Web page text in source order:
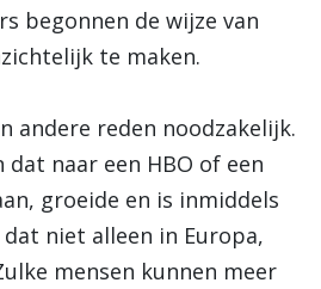
begonnen de wijze van
te maken.
andere reden noodzakelijk.
dat naar een HBO of een
groeide en is inmiddels
niet alleen in Europa,
mensen kunnen meer